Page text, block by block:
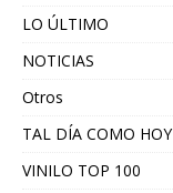
LO ÚLTIMO
NOTICIAS
Otros
TAL DÍA COMO HOY
VINILO TOP 100